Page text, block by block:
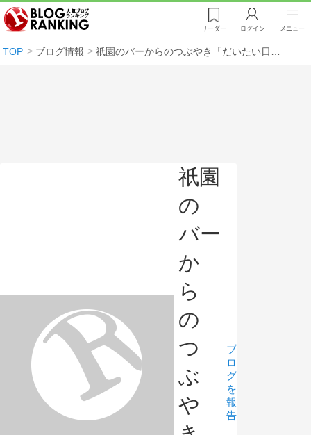
リーダー ログイン メニュー
TOP ブログ情報 祇園のバーからのつぶやき「だいたい日刊」
祇園
の
バー
か
ら
の
つ
ぶ
や
ブ
ロ
グ
を
報
告